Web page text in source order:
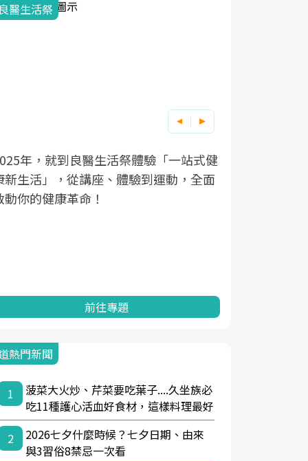
與健康韌性的距離
醫健康網從「換季的身體變化」出發，
過醫學觀點與日常感受的對話，建立對
健康的認知，進而引導實際的改善行
前往專題
熱門新聞
1
菠菜大火炒、芹菜要吃葉子....久坐族必
吃11種護心活血好食材，這樣料理最好
2
2026七夕什麼時候？七夕日期、由來
與3習俗8禁忌一次看